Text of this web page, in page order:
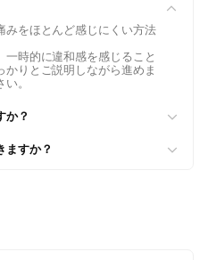
など別途必要になりますのでご相
談ください。 ◆【プレママにおス
トケア 80～120分：¥9,000~ (税
込) ■カウンセリング⇒化粧水の足
湯⇒足爪ケア⇒たこ・ウオノメ⇒
角質ケア⇒クイック・フットリフ
レ⇒保湿♪足元からのケアで全身が
楽になり、気分転換にもなります
☆
ンドマッサージ☆他の施術メニュ
(税込) 施術後は、魔法のように二
の腕がキュッと☆肩こりもフワッ
と軽く☆理学療法士考案の凄腕技
術がメニュー化！ただのハンドマ
ッサージではありません！ ◆【オ
プション特価】☆ハンドネイルカ
ット＆ケア☆他の施術メニューに
(税込) 新たなメソッドを用いた新
しい筋膜リリース！ファシア・リ
の整体とエステ技術のコラボでこ
れまでにない体感を！
みをほとんど感じにくい方法
一時的に違和感を感じること
かりとご説明しながら進めま
。
か？
ますか？